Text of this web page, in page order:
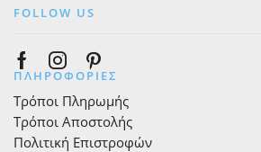
FOLLOW US
Facebook
Instagram
Pinterest
ΠΛΗΡΟΦΟΡΙΕΣ
Τρόποι Πληρωμής
Τρόποι Αποστολής
Πολιτική Επιστροφών